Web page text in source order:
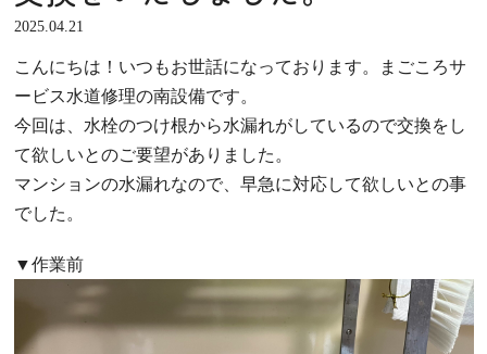
2025.04.21
こんにちは！いつもお世話になっております。まごころサ
ービス水道修理の南設備です。
今回は、水栓のつけ根から水漏れがしているので交換をし
て欲しいとのご要望がありました。
マンションの水漏れなので、早急に対応して欲しいとの事
でした。
▼作業前